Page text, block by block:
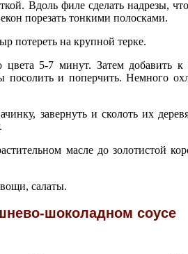
Вдоль филе сделать надрезы,
порезать тонкими полосками.
потереть на крупной терке.
цвета 5-7 минут. Затем добавить
и поперчить. Немного
завернуть и сколоть их
масле до золотистой
салаты.
шоколадном соусе